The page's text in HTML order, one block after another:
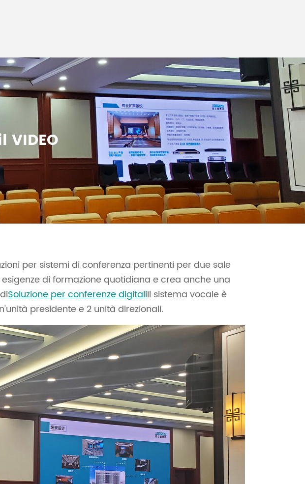
VIDEO
per sistemi di conferenza pertinenti per due sale
di formazione quotidiana e crea anche una
Soluzione per conferenze digitaliIl sistema vocale è
presidente e 2 unità direzionali.